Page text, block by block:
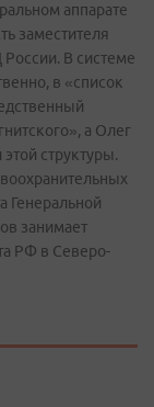
аппарате
заместителя
В системе
в «список
а Олег
структуры.
Генеральной
занимает
РФ в Северо-